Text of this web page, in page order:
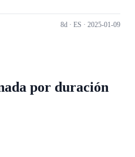
8d · ES · 2025-01-09
por duración